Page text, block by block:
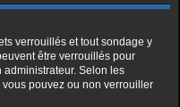
verrouillés et tout sondage y
être verrouillés pour
Selon les
pouvez ou non verrouiller